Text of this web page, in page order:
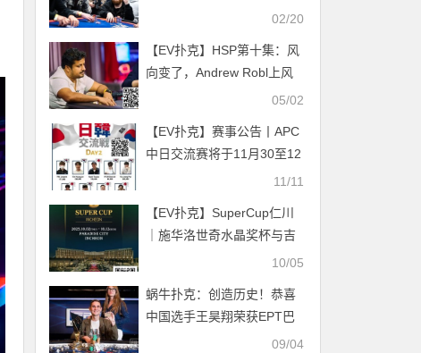
02/20
【EV扑克】HSP第十集：风
向变了，Andrew Robl上风
05/02
【EV扑克】赛事公告丨APC
中日交流赛将于11月30至12
11/11
【EV扑克】SuperCup仁川
｜施华洛世奇水晶奖杯与吉
祥物首次亮相！开幕赛192
10/05
蜗牛扑克：创造历史！恭喜
中国选手王昊翔荣获EPT巴
09/04